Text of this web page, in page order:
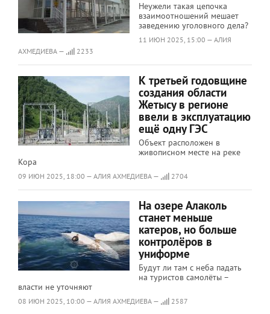
Неужели такая цепочка
взаимоотношений мешает
заведению уголовного дела?
11 ИЮН 2025, 15:00 — АЛИЯ
АХМЕДИЕВА —
2233
К третьей годовщине
создания области
Жетысу в регионе
ввели в эксплуатацию
ещё одну ГЭС
Объект расположен в
живописном месте на реке
Кора
09 ИЮН 2025, 18:00 — АЛИЯ АХМЕДИЕВА — 2704
На озере Алаколь
станет меньше
катеров, но больше
контролёров в
униформе
Будут ли там с неба падать
на туристов самолёты –
власти не уточняют
08 ИЮН 2025, 10:00 — АЛИЯ АХМЕДИЕВА — 2587